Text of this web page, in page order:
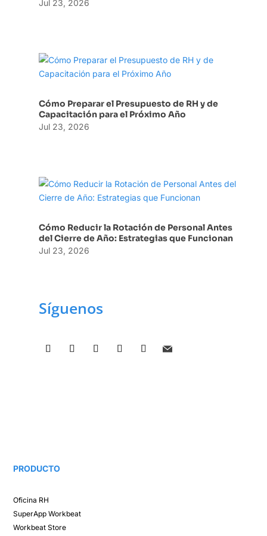
Jul 23, 2026
Cómo Preparar el Presupuesto de RH y de
Capacitación para el Próximo Año
Jul 23, 2026
Cómo Reducir la Rotación de Personal Antes
del Cierre de Año: Estrategias que Funcionan
Jul 23, 2026
Síguenos
PRODUCTO
Oficina RH​
SuperAppWorkbeat
Workbeat Store​